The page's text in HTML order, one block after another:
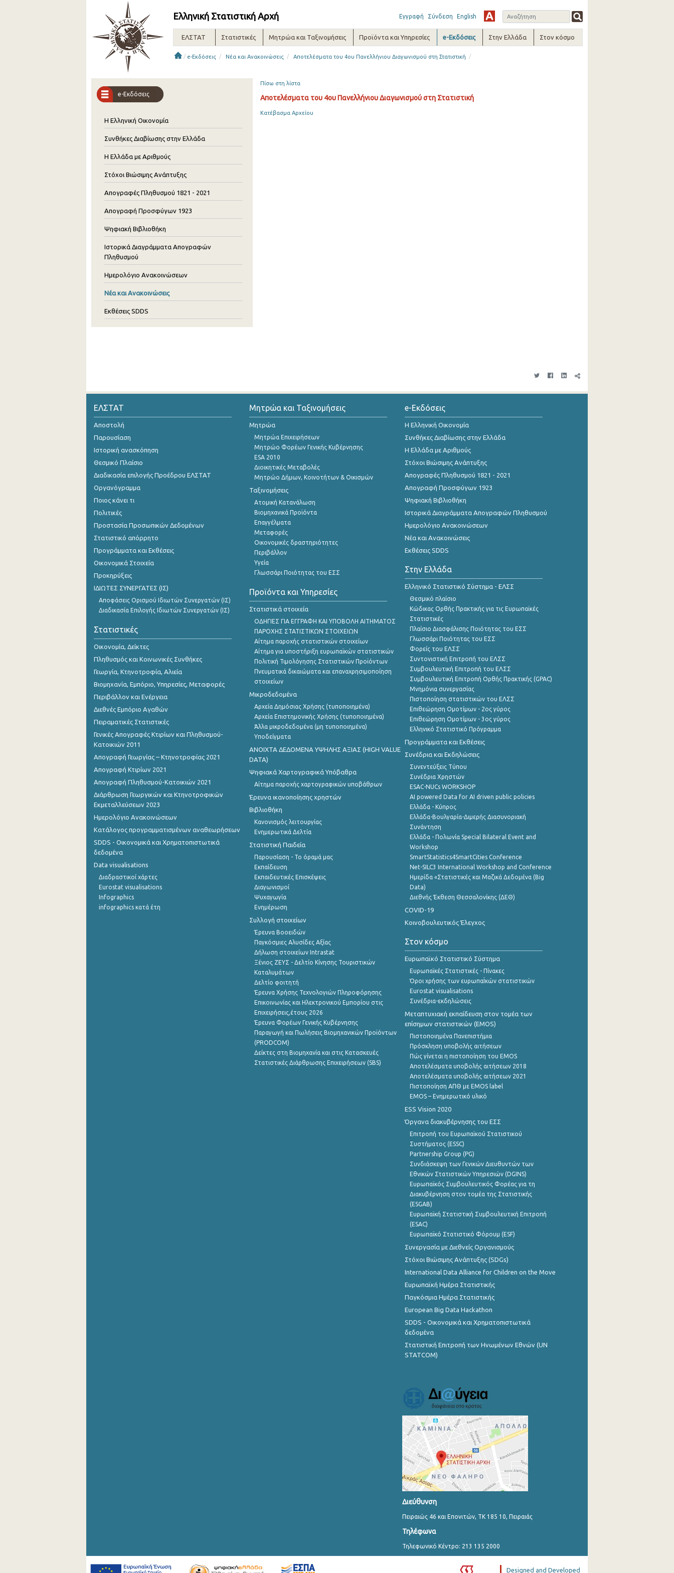
Ελληνική Στατιστική Αρχή Εγγραφή Σύνδεση English
ΕΛΣΤΑΤ Στατιστικές Μητρώα και Ταξινομήσεις Προϊόντα και Υπηρεσίες e-Εκδόσεις Στην Ελλάδα Στον κόσμο
/ e-Εκδόσεις / Νέα και Ανακοινώσεις / Αποτελέσματα του 4ου Πανελλήνιου Διαγωνισμού στη Στατιστική /
e-Εκδόσεις
Η Ελληνική Οικονομία
Συνθήκες Διαβίωσης στην Ελλάδα
Η Ελλάδα με Αριθμούς
Στόχοι Βιώσιμης Ανάπτυξης
Απογραφές Πληθυσμού 1821 - 2021
Απογραφή Προσφύγων 1923
Ψηφιακή Βιβλιοθήκη
Ιστορικά Διαγράμματα Απογραφών
Πληθυσμού
Ημερολόγιο Ανακοινώσεων
Νέα και Ανακοινώσεις
Εκθέσεις SDDS
Πίσω στη λίστα
Αποτελέσματα του 4ου Πανελλήνιου Διαγωνισμού στη Στατιστική
Κατέβασμα Αρχείου
ΕΛΣΤΑΤ
Αποστολή
Παρουσίαση
Ιστορική ανασκόπηση
Θεσμικό Πλαίσιο
Διαδικασία επιλογής Προέδρου ΕΛΣΤΑΤ
Οργανόγραμμα
Ποιος κάνει τι
Πολιτικές
Προστασία Προσωπικών Δεδομένων
Στατιστικό απόρρητο
Προγράμματα και Εκθέσεις
Οικονομικά Στοιχεία
Προκηρύξεις
ΙΔΙΩΤΕΣ ΣΥΝΕΡΓΑΤΕΣ (ΙΣ)
Αποφάσεις Ορισμού Ιδιωτών Συνεργατών (ΙΣ)
Διαδικασία Επιλογής Ιδιωτών Συνεργατών (ΙΣ)
Στατιστικές
Οικονομία, Δείκτες
Πληθυσμός και Κοινωνικές Συνθήκες
Γεωργία, Κτηνοτροφία, Αλιεία
Βιομηχανία, Εμπόριο, Υπηρεσίες, Μεταφορές
Περιβάλλον και Ενέργεια
Διεθνές Εμπόριο Αγαθών
Πειραματικές Στατιστικές
Γενικές Απογραφές Κτιρίων και Πληθυσμού-
Κατοικιών 2011
Απογραφή Γεωργίας – Κτηνοτροφίας 2021
Απογραφή Κτιρίων 2021
Απογραφή Πληθυσμού-Κατοικιών 2021
Διάρθρωση Γεωργικών και Κτηνοτροφικών
Εκμεταλλεύσεων 2023
Ημερολόγιο Ανακοινώσεων
Κατάλογος προγραμματισμένων αναθεωρήσεων
SDDS - Οικονομικά και Χρηματοπιστωτικά
δεδομένα
Data visualisations
Διαδραστικοί χάρτες
Eurostat visualisations
Infographics
infographics κατά έτη
Μητρώα και Ταξινομήσεις
Μητρώα
Μητρώα Επιχειρήσεων
Μητρώο Φορέων Γενικής Κυβέρνησης
ESA 2010
Διοικητικές Μεταβολές
Μητρώο Δήμων, Κοινοτήτων & Οικισμών
Ταξινομήσεις
Ατομική Κατανάλωση
Βιομηχανικά Προϊόντα
Επαγγέλματα
Μεταφορές
Οικονομικές δραστηριότητες
Περιβάλλον
Υγεία
Γλωσσάρι Ποιότητας του ΕΣΣ
Προϊόντα και Υπηρεσίες
Στατιστικά στοιχεία
ΟΔΗΓΙΕΣ ΓΙΑ ΕΓΓΡΑΦΗ ΚΑΙ ΥΠΟΒΟΛΗ ΑΙΤΗΜΑΤΟΣ
ΠΑΡΟΧΗΣ ΣΤΑΤΙΣΤΙΚΩΝ ΣΤΟΙΧΕΙΩΝ
Αίτημα παροχής στατιστικών στοιχείων
Αίτημα για υποστήριξη ευρωπαϊκών στατιστικών
Πολιτική Τιμολόγησης Στατιστικών Προϊόντων
Πνευματικά δικαιώματα και επαναχρησιμοποίηση
στοιχείων
Μικροδεδομένα
Αρχεία Δημόσιας Χρήσης (τυποποιημένα)
Αρχεία Επιστημονικής Χρήσης (τυποποιημένα)
Άλλα μικροδεδομένα (μη τυποποιημένα)
Υποδείγματα
ANOIXTA ΔΕΔΟΜΕΝΑ ΥΨΗΛΗΣ ΑΞΙΑΣ (HIGH VALUE
DATA)
Ψηφιακά Χαρτογραφικά Υπόβαθρα
Αίτημα παροχής χαρτογραφικών υποβάθρων
Έρευνα ικανοποίησης χρηστών
Βιβλιοθήκη
Κανονισμός λειτουργίας
Ενημερωτικά Δελτία
Στατιστική Παιδεία
Παρουσίαση - Το όραμά μας
Εκπαίδευση
Εκπαιδευτικές Επισκέψεις
Διαγωνισμοί
Ψυχαγωγία
Ενημέρωση
Συλλογή στοιχείων
Έρευνα Βοοειδών
Παγκόσμιες Αλυσίδες Αξίας
Δήλωση στοιχείων Intrastat
Ξένιος ΖΕΥΣ - Δελτίο Κίνησης Τουριστικών
Καταλυμάτων
Δελτίο φοιτητή
Έρευνα Χρήσης Τεχνολογιών Πληροφόρησης
Επικοινωνίας και Ηλεκτρονικού Εμπορίου στις
Επιχειρήσεις,έτους 2026
Έρευνα Φορέων Γενικής Κυβέρνησης
Παραγωγή και Πωλήσεις Βιομηχανικών Προϊόντων
(PRODCOM)
Δείκτες στη Βιομηχανία και στις Κατασκευές
Στατιστικές Διάρθρωσης Επιχειρήσεων (SBS)
e-Εκδόσεις
Η Ελληνική Οικονομία
Συνθήκες Διαβίωσης στην Ελλάδα
Η Ελλάδα με Αριθμούς
Στόχοι Βιώσιμης Ανάπτυξης
Απογραφές Πληθυσμού 1821 - 2021
Απογραφή Προσφύγων 1923
Ψηφιακή Βιβλιοθήκη
Ιστορικά Διαγράμματα Απογραφών Πληθυσμού
Ημερολόγιο Ανακοινώσεων
Νέα και Ανακοινώσεις
Εκθέσεις SDDS
Στην Ελλάδα
Ελληνικό Στατιστικό Σύστημα - ΕΛΣΣ
Θεσμικό πλαίσιο
Κώδικας Ορθής Πρακτικής για τις Ευρωπαϊκές
Στατιστικές
Πλαίσιο Διασφάλισης Ποιότητας του ΕΣΣ
Γλωσσάρι Ποιότητας του ΕΣΣ
Φορείς του ΕΛΣΣ
Συντονιστική Επιτροπή του ΕΛΣΣ
Συμβουλευτική Επιτροπή του ΕΛΣΣ
Συμβουλευτική Επιτροπή Ορθής Πρακτικής (GPAC)
Μνημόνια συνεργασίας
Πιστοποίηση στατιστικών του ΕΛΣΣ
Επιθεώρηση Ομοτίμων - 2ος γύρος
Επιθεώρηση Ομοτίμων - 3ος γύρος
Ελληνικό Στατιστικό Πρόγραμμα
Προγράμματα και Εκθέσεις
Συνέδρια και Εκδηλώσεις
Συνεντεύξεις Τύπου
Συνέδρια Χρηστών
ESAC-NUCs WORKSHOP
AI powered Data for AI driven public policies
Ελλάδα - Κύπρος
Ελλάδα-Βουλγαρία-Διμερής Διασυνοριακή
Συνάντηση
Ελλάδα - Πολωνία Special Bilateral Event and
Workshop
SmartStatistics4SmartCities Conference
Net-SILC3 International Workshop and Conference
Ημερίδα «Στατιστικές και Μαζικά Δεδομένα (Big
Data)
Διεθνής Έκθεση Θεσσαλονίκης (ΔΕΘ)
COVID-19
Κοινοβουλευτικός Έλεγχος
Στον κόσμο
Ευρωπαϊκό Στατιστικό Σύστημα
Ευρωπαϊκές Στατιστικές - Πίνακες
Όροι χρήσης των ευρωπαΪκών στατιστικών
Eurostat visualisations
Συνέδρια-εκδηλώσεις
Μεταπτυχιακή εκπαίδευση στον τομέα των
επίσημων στατιστικών (EMOS)
Πιστοποιημένα Πανεπιστήμια
Πρόσκληση υποβολής αιτήσεων
Πώς γίνεται η πιστοποίηση του EMOS
Αποτελέσματα υποβολής αιτήσεων 2018
Αποτελέσματα υποβολής αιτήσεων 2021
Πιστοποίηση ΑΠΘ με EMOS label
EMOS – Ενημερωτικό υλικό
ESS Vision 2020
Όργανα διακυβέρνησης του ΕΣΣ
Επιτροπή του Ευρωπαϊκού Στατιστικού
Συστήματος (ESSC)
Partnership Group (PG)
Συνδιάσκεψη των Γενικών Διευθυντών των
Εθνικών Στατιστικών Υπηρεσιών (DGINS)
Ευρωπαϊκός Συμβουλευτικός Φορέας για τη
Διακυβέρνηση στον τομέα της Στατιστικής
(ESGAB)
Ευρωπαϊκή Στατιστική Συμβουλευτική Επιτροπή
(ESAC)
Ευρωπαϊκό Στατιστικό Φόρουμ (ESF)
Συνεργασία με Διεθνείς Οργανισμούς
Στόχοι Βιώσιμης Ανάπτυξης (SDGs)
International Data Alliance for Children on the Move
Ευρωπαϊκή Ημέρα Στατιστικής
Παγκόσμια Ημέρα Στατιστικής
European Big Data Hackathon
SDDS - Οικονομικά και Χρηματοπιστωτικά
δεδομένα
Στατιστική Επιτροπή των Ηνωμένων Εθνών (UN
STATCOM)
Διεύθυνση
Πειραιώς 46 και Επονιτών, ΤΚ 185 10, Πειραιάς
Τηλέφωνα
Τηλεφωνικό Κέντρο: 213 135 2000
Designed and Developed